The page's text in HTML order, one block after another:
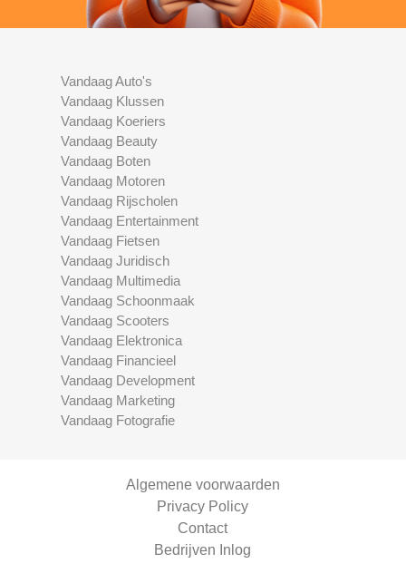
Vandaag Auto's
Vandaag Klussen
Vandaag Koeriers
Vandaag Beauty
Vandaag Boten
Vandaag Motoren
Vandaag Rijscholen
Vandaag Entertainment
Vandaag Fietsen
Vandaag Juridisch
Vandaag Multimedia
Vandaag Schoonmaak
Vandaag Scooters
Vandaag Elektronica
Vandaag Financieel
Vandaag Development
Vandaag Marketing
Vandaag Fotografie
Algemene voorwaarden
Privacy Policy
Contact
Bedrijven Inlog